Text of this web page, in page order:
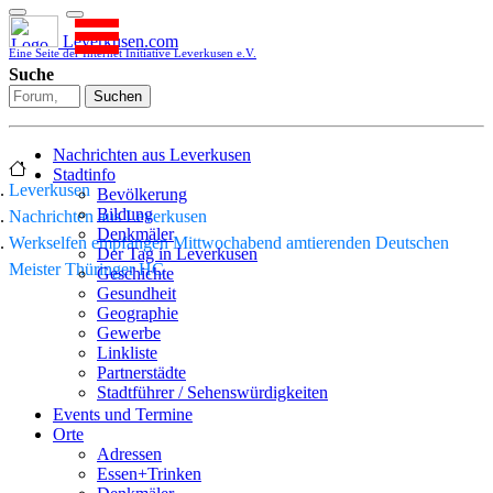
Leverkusen.com
Eine Seite der Internet Initiative Leverkusen e.V.
Suche
Suchen
Nachrichten aus Leverkusen
Stadtinfo
Bevölkerung
Bildung
Denkmäler
Der Tag in Leverkusen
Geschichte
Gesundheit
Geographie
Gewerbe
Linkliste
Partnerstädte
Stadtführer / Sehenswürdigkeiten
Stadtplan
Sport
Who is who
Events und Termine
Orte
Adressen
Essen+Trinken
Leverkusen
Nachrichten aus Leverkusen
Werkselfen empfangen Mittwochabend amtierenden Deutschen
Meister Thüringer HC